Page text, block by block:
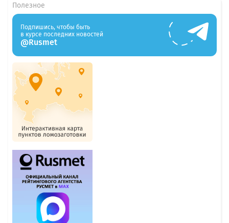
Полезное
Подпишись, чтобы быть
в курсе последних новостей
@Rusmet